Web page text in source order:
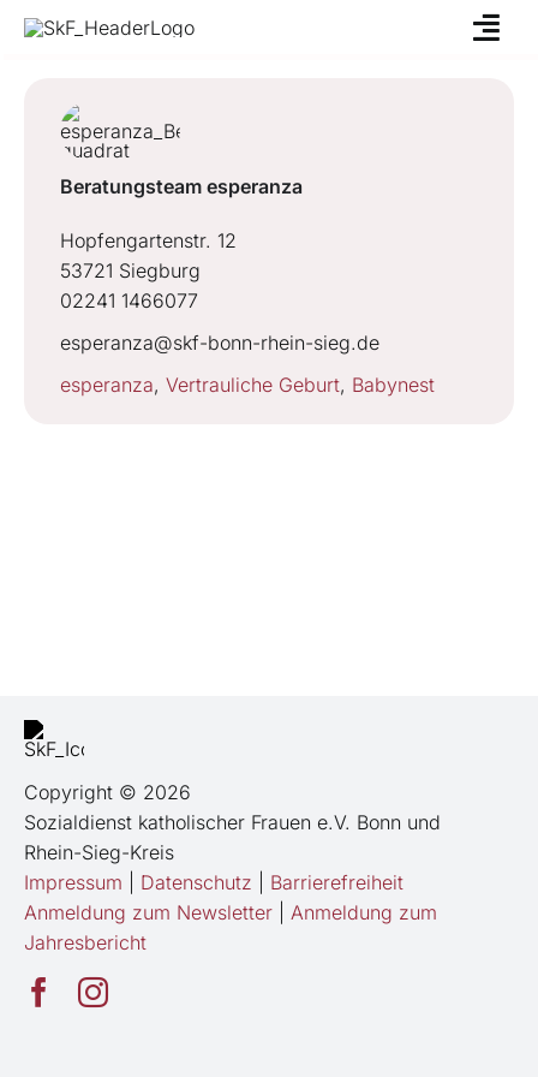
Skip
Beratungsteam esperanza
Hopfengartenstr. 12
53721 Siegburg
02241 1466077
esperanza@skf-bonn-rhein-sieg.de
esperanza, Vertrauliche Geburt, Babynest
Copyright © 2026
Sozialdienst katholischer Frauen e.V. Bonn und
Rhein-Sieg-Kreis
Impressum
Datenschutz
Barrierefreiheit
Anmeldung zum Newsletter| Anmeldung zum
Jahresbericht